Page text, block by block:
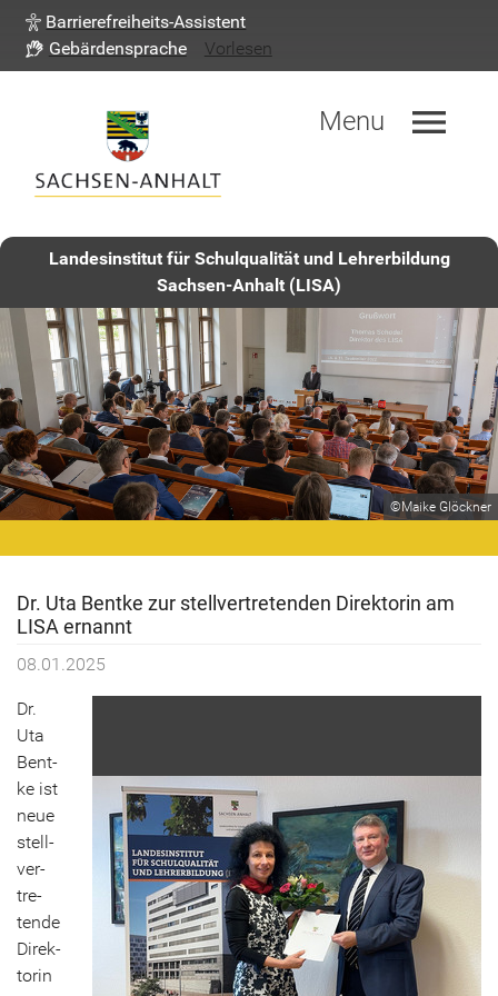
Menu menu
Barrierefreiheits-Assistent
Gebärdensprache
Vorlesen
Landesinstitut für Schulqualität und Lehrerbildung
Sachsen-Anhalt (LISA)
©Maike Glöckner
Dr. Uta Bent­ke zur stell­ver­tre­ten­den Di­rek­to­rin am
LISA er­nannt
08.01.2025
Dr.
Uta
Bent­
ke ist
neue
stell­
ver­
tre­
ten­de
Di­rek­
to­rin